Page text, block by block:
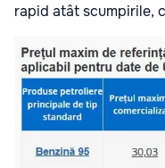
rapid atât scumpirile,